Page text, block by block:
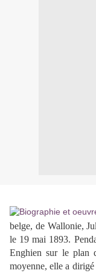
belge, de Wallonie,
le 19 mai 1893.
Enghien sur le plan
moyenne, elle a